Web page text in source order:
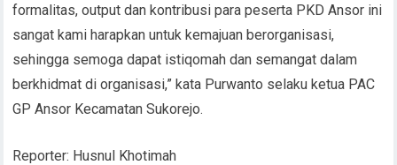
formalitas, output dan kontribusi para peserta PKD Ansor ini
sangat kami harapkan untuk kemajuan berorganisasi,
sehingga semoga dapat istiqomah dan semangat dalam
berkhidmat di organisasi,” kata Purwanto selaku ketua PAC
GP Ansor Kecamatan Sukorejo.
Reporter: Husnul Khotimah